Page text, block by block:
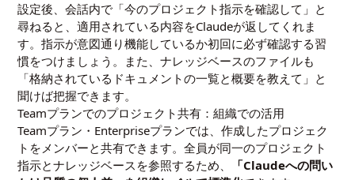
設定後、会話内で「今のプロジェクト指示を確認して」と
尋ねると、適用されている内容をClaudeが返してくれま
す。指示が意図通り機能しているか初回に必ず確認する習
慣をつけましょう。また、ナレッジベースのファイルも
「格納されているドキュメントの一覧と概要を教えて」と
聞けば把握できます。
Teamプランでのプロジェクト共有：組織での活用
Teamプラン・Enterpriseプランでは、作成したプロジェク
トをメンバーと共有できます。全員が同一のプロジェクト
指示とナレッジベースを参照するため、
「Claudeへの問い